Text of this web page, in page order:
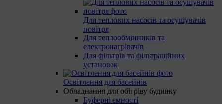
Для теплових насосів та осушувачів
повітря
Для теплообмінників та
електронагрівачів
Для фільтрів та фільтраційних
установок
Освітлення для басейнів
Обладнання для обігріву будинку
Буферні ємності